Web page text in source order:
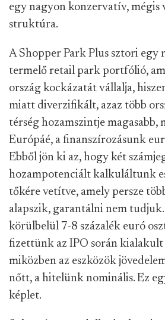
egy nagyon konzervatív, mégis
struktúra.
A Shopper Park Plus sztori egy
termelő retail park portfólió,
ország kockázatát vállalja,
miatt diverzifikált, azaz több
térség hozamszintje magasabb,
Európáé, a finanszírozásunk
Ebből jön ki az, hogy két
hozampotenciált kalkuláltunk
tőkére vetítve, amely persze
alapszik, garantálni nem
körülbelül 7-8 százalék euró
fizettünk az IPO során
miközben az eszközök
nőtt, a hitelünk nominális. Ez
képlet.